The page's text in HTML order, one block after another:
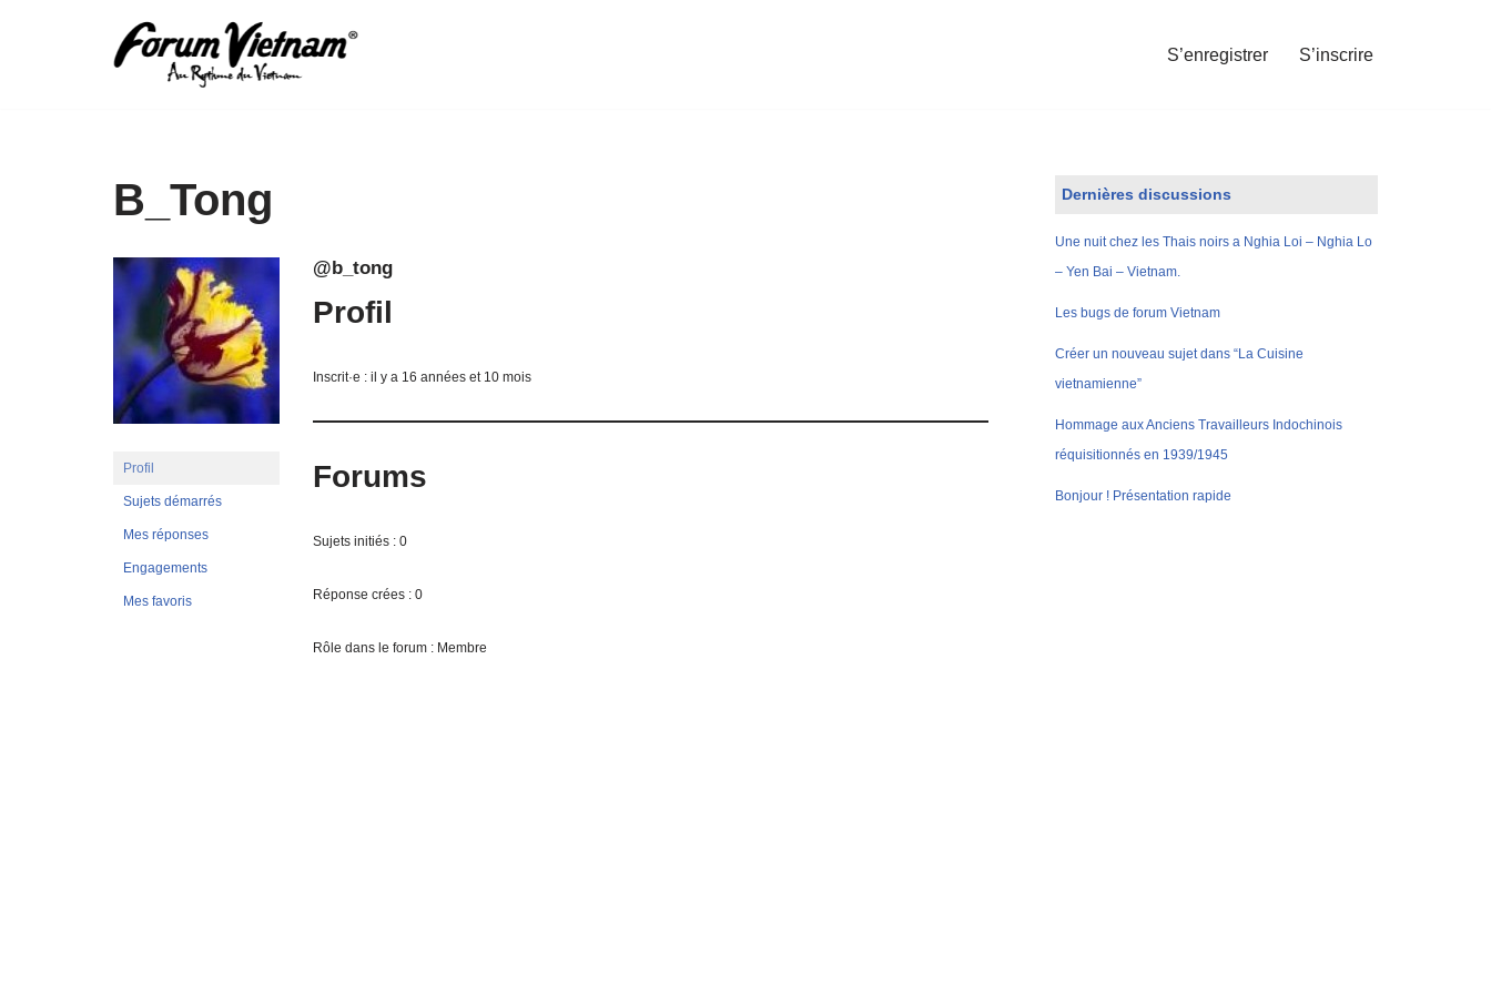
S’enregistrer S’inscrire
B_Tong
Profil
Sujets démarrés
Mes réponses
Engagements
Mes favoris
@b_tong
Profil
Inscrit·e : il y a 16 années et 10 mois
Forums
Sujets initiés : 0
Réponse crées : 0
Rôle dans le forum : Membre
Dernières discussions
Une nuit chez les Thais noirs a Nghia Loi – Nghia Lo
– Yen Bai – Vietnam.
Les bugs de forum Vietnam
Créer un nouveau sujet dans “La Cuisine
vietnamienne”
Hommage aux Anciens Travailleurs Indochinois
réquisitionnés en 1939/1945
Bonjour ! Présentation rapide